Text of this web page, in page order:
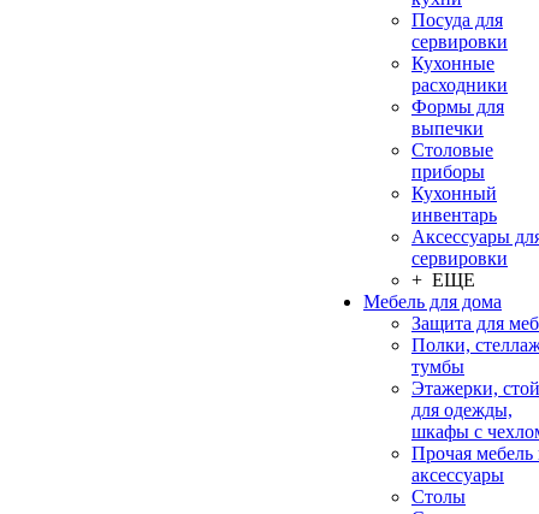
Посуда для
сервировки
Кухонные
расходники
Формы для
выпечки
Столовые
приборы
Кухонный
инвентарь
Аксессуары
сервировки
+ ЕЩЕ
Мебель для дома
Защита для
Полки,
тумбы
Этажерки,
для одежды,
шкафы с
Прочая мебель
аксессуары
Столы